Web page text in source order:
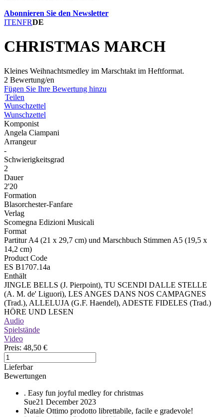
Abonnieren Sie den Newsletter
ITENFRDE
CHRISTMAS MARCH
Kleines Weihnachtsmedley im Marschtakt im Heftformat.
2 Bewertung/en
Fügen Sie Ihre Bewertung hinzu
Teilen
Wunschzettel
Wunschzettel
Komponist
Angela Ciampani
Arrangeur
-
Schwierigkeitsgrad
2
Dauer
2'20
Formation
Blasorchester-Fanfare
Verlag
Scomegna Edizioni Musicali
Format
Partitur A4 (21 x 29,7 cm) und Marschbuch Stimmen A5 (19,5 x
14,2 cm)
Product Code
ES B1707.14a
Enthält
JINGLE BELLS (J. Pierpoint), TU SCENDI DALLE STELLE
(A. M. de' Liguori), LES ANGES DANS NOS CAMPAGNES
(Trad.), ALLELUJA (G.F. Haendel), ADESTE FIDELES (Trad.)
HÖRE UND LESEN
Audio
Spielstände
Video
Preis: 48,50 €
Lieferbar
Bewertungen
. Easy fun joyful medley for christmas
Sue21 December 2023
Natale Ottimo prodotto librettabile, facile e gradevole!